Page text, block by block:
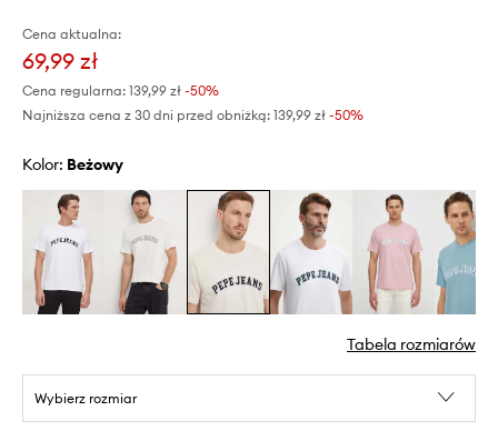
Cena aktualna:
69,99 zł
Cena regularna: 139,99 zł -50%
Najniższa cena z 30 dni przed obniżką: 139,99 zł -50%
Kolor: beżowy
Tabela rozmiarów
Wybierz rozmiar